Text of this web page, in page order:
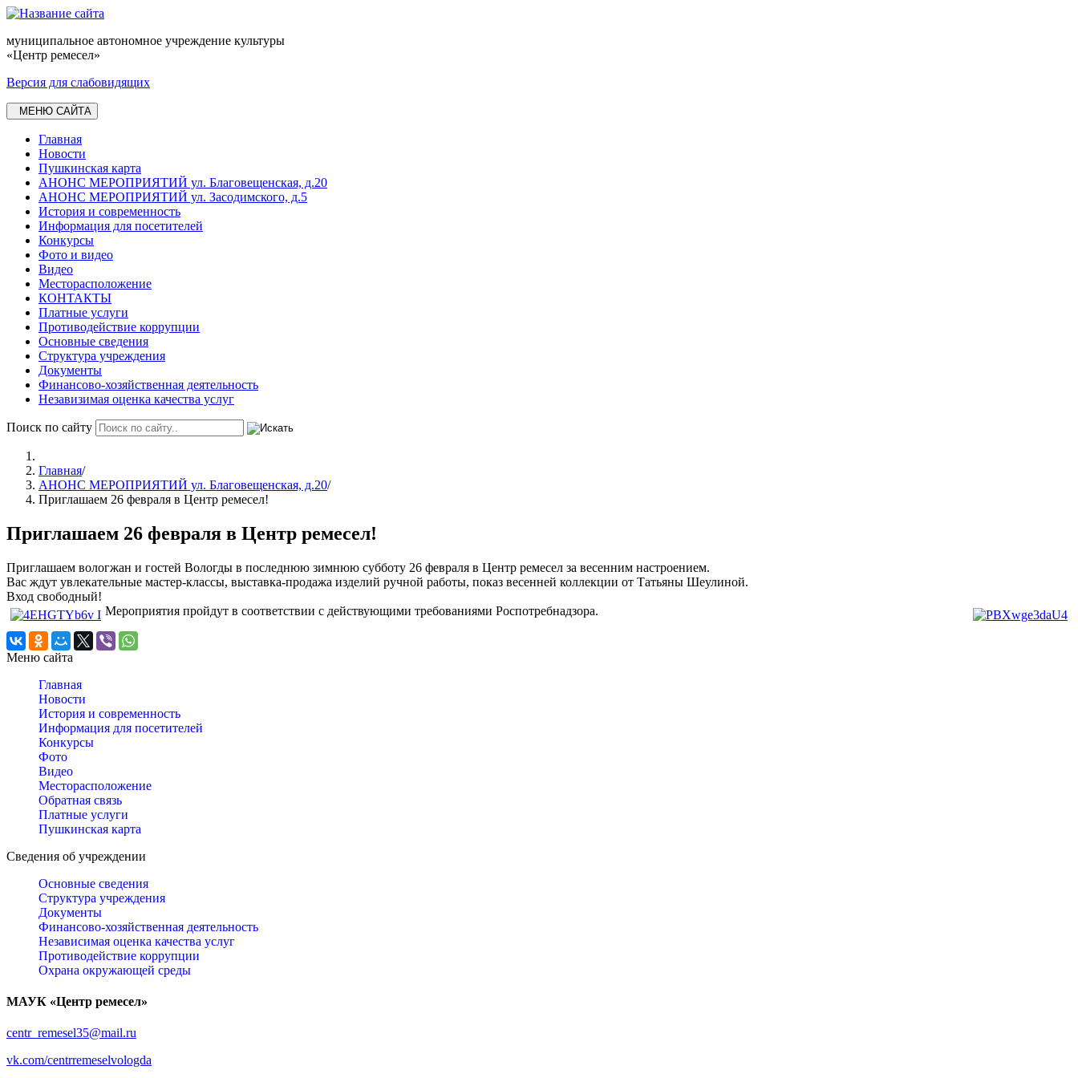
муниципальное автономное учреждение культуры
«Центр ремесел»
Версия для слабовидящих
МЕНЮ САЙТА
Главная
Новости
Пушкинская карта
АНОНС МЕРОПРИЯТИЙ ул. Благовещенская, д.20
АНОНС МЕРОПРИЯТИЙ ул. Засодимского, д.5
История и современность
Информация для посетителей
Конкурсы
Фото и видео
Видео
Месторасположение
КОНТАКТЫ
Платные услуги
Противодействие коррупции
Основные сведения
Структура учреждения
Документы
Финансово-хозяйственная деятельность
Незавизимая оценка качества услуг
Поиск по сайту
Главная/
АНОНС МЕРОПРИЯТИЙ ул. Благовещенская, д.20/
Приглашаем 26 февраля в Центр ремесел!
Приглашаем 26 февраля в Центр ремесел!
Приглашаем вологжан и гостей Вологды в последнюю зимнюю субботу 26 февраля в Центр ремесел за весенним настроением.
Вас ждут увлекательные мастер-классы, выставка-продажа изделий ручной работы, показ весенней коллекции от Татьяны Шеулиной.
Вход свободный!
Мероприятия пройдут в соответствии с действующими требованиями Роспотребнадзора.
Меню сайта
Главная
Новости
История и современность
Информация для посетителей
Конкурсы
Фото
Видео
Месторасположение
Обратная связь
Платные услуги
Пушкинская карта
Сведения об учреждении
Основные сведения
Структура учреждения
Документы
Финансово-хозяйственная деятельность
Независимая оценка качества услуг
Противодействие коррупции
Охрана окружающей среды
МАУК «Центр ремесел»
centr_remesel35@mail.ru
vk.com/centrremeselvologda